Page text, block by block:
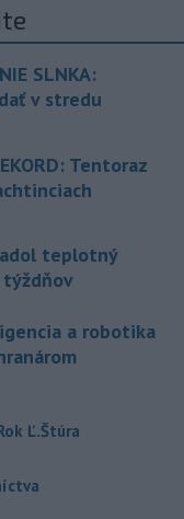
SLNKA:
v stredu
Tentoraz
teplotný
a robotika
Ľ.Štúra